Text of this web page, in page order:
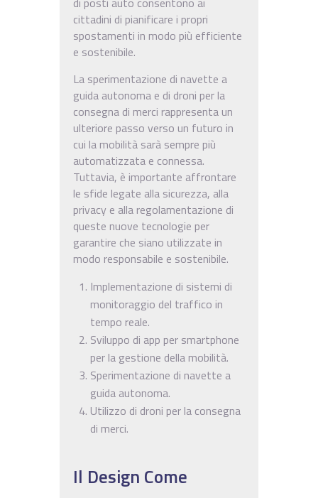
cittadini di pianificare i propri
spostamenti in modo più efficiente
e sostenibile.
La sperimentazione di navette a
guida autonoma e di droni per la
consegna di merci rappresenta un
ulteriore passo verso un futuro in
cui la mobilità sarà sempre più
automatizzata e connessa.
Tuttavia, è importante affrontare
le sfide legate alla sicurezza, alla
privacy e alla regolamentazione di
queste nuove tecnologie per
garantire che siano utilizzate in
modo responsabile e sostenibile.
Implementazione di sistemi di
monitoraggio del traffico in
tempo reale.
Sviluppo di app per smartphone
per la gestione della mobilità.
Sperimentazione di navette a
guida autonoma.
Utilizzo di droni per la consegna
di merci.
Il Design Come